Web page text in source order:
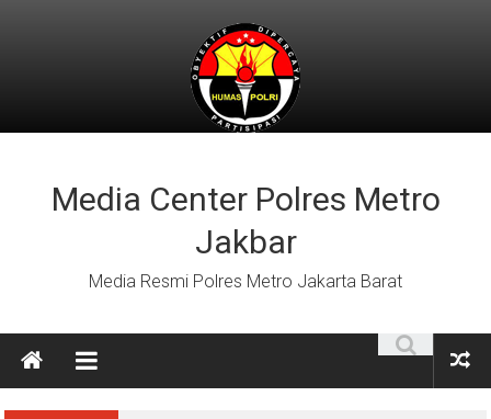
Media Center Polres Metro
Jakbar
Media Resmi Polres Metro Jakarta Barat